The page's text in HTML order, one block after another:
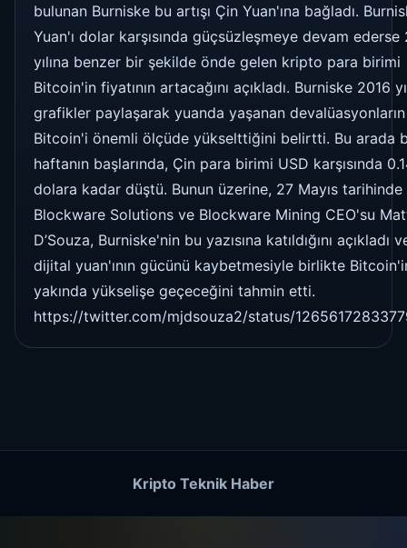
bulunan Burniske bu artışı Çin Yuan'ına bağladı.
Yuan'ı dolar karşısında güçsüzleşmeye devam ederse
yılına benzer bir şekilde önde gelen kripto para birimi
Bitcoin'in fiyatının artacağını açıkladı. Burniske 2016
grafikler paylaşarak yuanda yaşanan devalüasyonların
Bitcoin'i önemli ölçüde yükselttiğini belirtti. Bu arada
haftanın başlarında, Çin para birimi USD karşısında
dolara kadar düştü. Bunun üzerine, 27 Mayıs tarihinde
Blockware Solutions ve Blockware Mining CEO'su
D’Souza, Burniske'nin bu yazısına katıldığını açıkladı
dijital yuan'ının gücünü kaybetmesiyle birlikte
yakında yükselişe geçeceğini tahmin etti.
https://twitter.com/mjdsouza2/status/
Kripto Teknik Haber